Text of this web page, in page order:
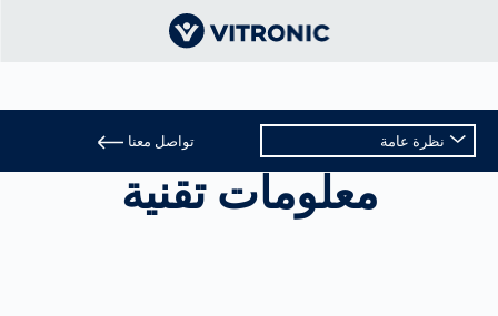
تسجيل الشحنات
معلومات تقنية
نظرة عامة تواصل معنا